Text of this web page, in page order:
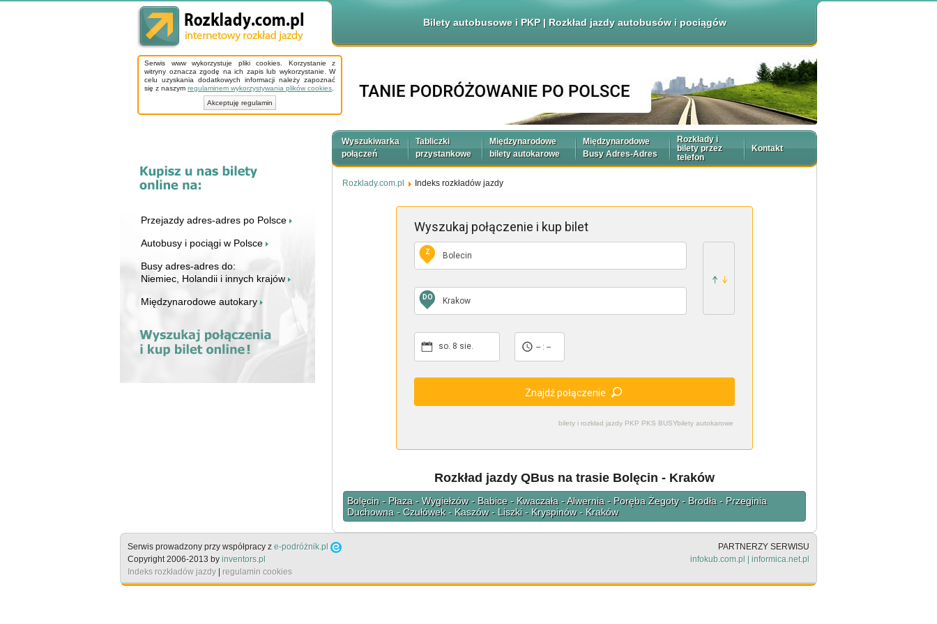
Bilety autobusowe i PKP | Rozkład jazdy autobusów i pociągów
Serwis www wykorzystuje pliki cookies. Korzystanie z
witryny oznacza zgodę na ich zapis lub wykorzystanie. W
celu uzyskania dodatkowych informacji należy zapoznać
się z naszym regulaminem wykorzystywania plików cookies
Akceptuję regulamin
Przejazdy adres-adres po Polsce
Autobusy i pociągi w Polsce
Busy adres-adres do:
Niemiec, Holandii i innych krajów
Międzynarodowe autokary
Wyszukiwarka
połączeń
Tabliczki
przystankowe
Międzynarodowe
bilety autokarowe
Międzynarodowe
Busy Adres-Adres
Rozkłady i
bilety przez
telefon
Kontakt
Rozklady.com.pl Indeks rozkładów jazdy
bilety i rozkład jazdy PKP PKS BUSYbilety autokarowe
Wyszukaj połączenie i kup bilet
Z
DO
so. 8 sie. -- : --
Znajdź połączenie
Rozkład jazdy QBus na trasie Bolęcin - Kraków
Bolęcin - Płaza - Wygiełzów - Babice - Kwaczała - Alwernia - Poręba Żegoty - Brodła - Przeginia
Duchowna - Czułówek - Kaszów - Liszki - Kryspinów - Kraków
Serwis prowadzony przy współpracy z e-podróżnik.pl
Copyright 2006-2013 by inventors.pl
Indeks rozkładów jazdy | regulamin cookies
PARTNERZY SERWISU
infokub.com.pl | informica.net.pl